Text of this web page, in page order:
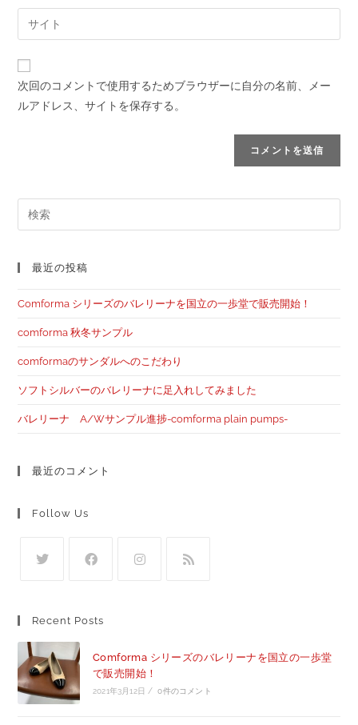
次回のコメントで使用するためブラウザーに自分の名前、メー
ルアドレス、サイトを保存する。
最近の投稿
Comforma シリーズのバレリーナを国立の一歩堂で販売開始！
comforma 秋冬サンプル
comformaのサンダルへのこだわり
ソフトシルバーのバレリーナに足入れしてみました
バレリーナ A/Wサンプル進捗-comforma plain pumps-
最近のコメント
Follow Us
Recent Posts
Comforma シリーズのバレリーナを国立の一歩堂
で販売開始！
2021年3月12日 / 0件のコメント